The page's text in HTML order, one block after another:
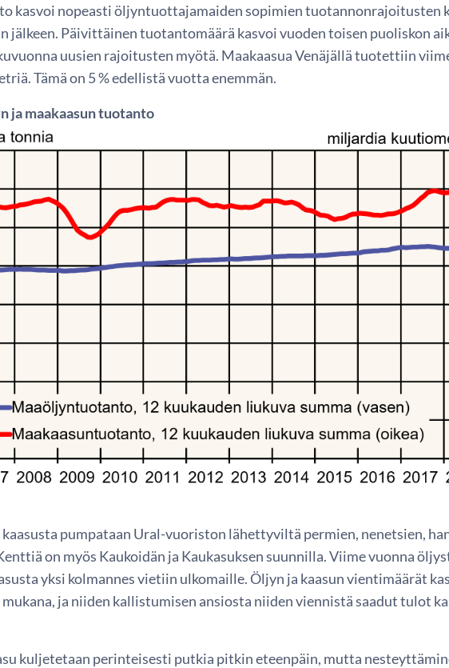
kasvoi nopeasti öljyntuottajamaiden sopimien tuotannonrajoitusten
jälkeen. Päivittäinen tuotantomäärä kasvoi vuoden toisen puoliskon
uusien rajoitusten myötä. Maakaasua Venäjällä tuotettiin
Tämä on 5 % edellistä vuotta enemmän.
ja maakaasun tuotanto
pumpataan Ural-vuoriston lähettyviltä permien, nenetsien,
on myös Kaukoidän ja Kaukasuksen suunnilla. Viime vuonna
yksi kolmannes vietiin ulkomaille. Öljyn ja kaasun vientimäärät
ja niiden kallistumisen ansiosta niiden viennistä saadut tulot
kuljetetaan perinteisesti putkia pitkin eteenpäin, mutta